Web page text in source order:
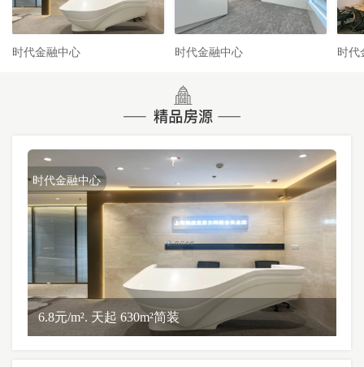
时代金融中心 时代金融中心 时代
时代金融中心
6.8元/m². 天起 630m²简装